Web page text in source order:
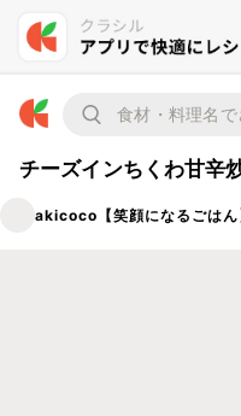
チーズインちくわ甘辛
akicoco【笑顔になるごはん